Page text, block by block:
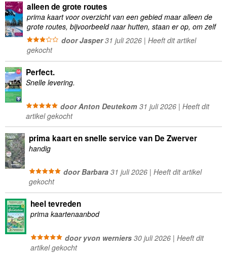
alleen de grote routes
prima kaart voor overzicht van een gebied maar alleen de
grote routes, bijvoorbeeld naar hutten, staan er op, om zelf
wandelingen te plannen minder geschikt
door Jasper31 juli 2026 | Heeft dit artikel
gekocht
Perfect.
Snelle levering.
door Anton Deutekom31 juli 2026 | Heeft dit
artikel gekocht
prima kaart en snelle service van De Zwerver
handig
door Barbara31 juli 2026 | Heeft dit artikel
gekocht
heel tevreden
prima kaartenaanbod
door yvon werniers30 juli 2026 | Heeft dit
artikel gekocht